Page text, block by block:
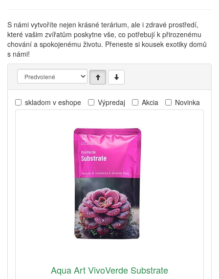
S námi vytvoříte nejen krásné terárium, ale i zdravé prostředí,
které vašim zvířatům poskytne vše, co potřebují k přirozenému
chování a spokojenému životu. Přeneste si kousek exotiky domů
s námi!
skladom v eshope Výpredaj Akcia Novinka
Aqua Art VivoVerde Substrate